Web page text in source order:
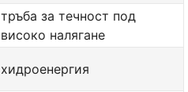
тръба за течност под
високо налягане
хидроенергия